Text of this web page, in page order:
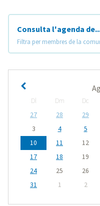
Consulta l'agenda
Filtra per membres de la
Dl Dm Dc
27
28 29
3
4 5
10
11 12
17
18 19
24
25 26
31
1 2